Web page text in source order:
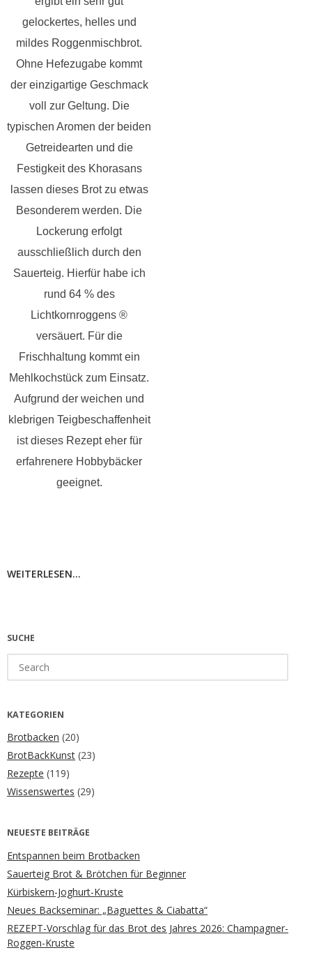
gelockertes, helles und
mildes Roggenmischbrot.
Ohne Hefezugabe kommt
der einzigartige Geschmack
voll zur Geltung. Die
typischen Aromen der beiden
Getreidearten und die
Festigkeit des Khorasans
lassen dieses Brot zu etwas
Besonderem werden. Die
Lockerung erfolgt
ausschließlich durch den
Sauerteig. Hierfür habe ich
rund 64 % des
Lichtkornroggens ®
versäuert. Für die
Frischhaltung kommt ein
Mehlkochstück zum Einsatz.
Aufgrund der weichen und
klebrigen Teigbeschaffenheit
ist dieses Rezept eher für
erfahrenere Hobbybäcker
geeignet.
WEITERLESEN...
SUCHE
for:
KATEGORIEN
Brotbacken (20)
BrotBackKunst (23)
Rezepte (119)
Wissenswertes (29)
NEUESTE BEITRÄGE
Entspannen beim Brotbacken
Sauerteig Brot & Brötchen für Beginner
Kürbiskern-Joghurt-Kruste
Neues Backseminar: „Baguettes & Ciabatta“
REZEPT-Vorschlag für das Brot des Jahres 2026: Champagner-
Roggen-Kruste